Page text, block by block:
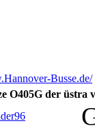
Busse.de/
O405G der üstra